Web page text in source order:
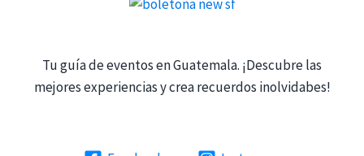
Tu guía de eventos en Guatemala. ¡Descubre las
mejores experiencias y crea recuerdos inolvidabes!